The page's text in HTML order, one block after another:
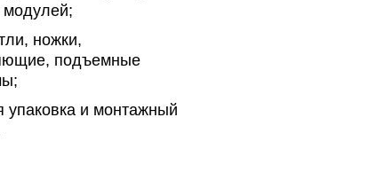
модулей;
ножки,
подъемные
упаковка и монтажный